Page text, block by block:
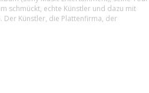
schmückt, echte Künstler und dazu mit
Der Künstler, die Plattenfirma, der